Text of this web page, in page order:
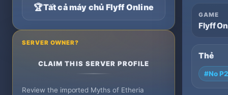
🏆Tất cả máy chủ Flyff Online
SERVER OWNER?
CLAIM THIS SERVER PROFILE
Review the imported Myths of Etheria
GAME
Flyff
Thẻ
#No